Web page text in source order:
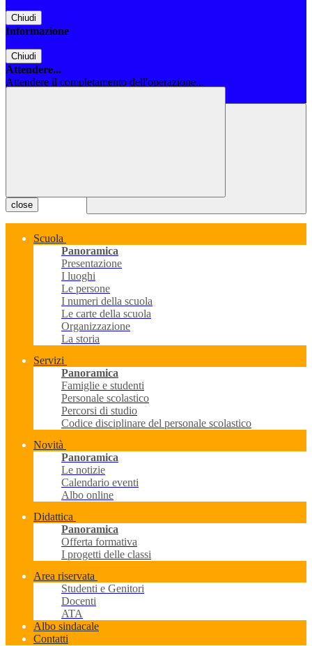
Chiudi
Informazione
Chiudi
Attendere...
Attendere il completamento dell'operazione...
close
Scuola
Panoramica
Presentazione
I luoghi
Le persone
I numeri della scuola
Le carte della scuola
Organizzazione
La storia
Servizi
Panoramica
Famiglie e studenti
Personale scolastico
Percorsi di studio
Codice disciplinare del personale scolastico
Novità
Panoramica
Le notizie
Calendario eventi
Albo online
Didattica
Panoramica
Offerta formativa
I progetti delle classi
Area riservata
Studenti e Genitori
Docenti
ATA
Albo sindacale
Contatti